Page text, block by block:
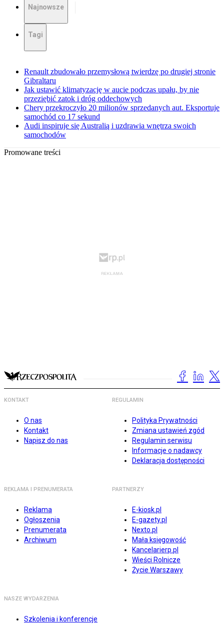
Najnowsze
Tagi
Renault zbudowało przemysłową twierdzę po drugiej stronie
Gibraltaru
Jak ustawić klimatyzację w aucie podczas upału, by nie
przeziębić zatok i dróg oddechowych
Chery przekroczyło 20 milionów sprzedanych aut. Eksportuje
samochód co 17 sekund
Audi inspiruje się Australią i uzdrawia wnętrza swoich
samochodów
Promowane treści
KONTAKT
O nas
Kontakt
Napisz do nas
REGULAMIN
Polityka Prywatności
Zmiana ustawień zgód
Regulamin serwisu
Informacje o nadawcy
Deklaracja dostępności
REKLAMA I PRENUMERATA
Reklama
Ogłoszenia
Prenumerata
Archiwum
PARTNERZY
E-kiosk.pl
E-gazety.pl
Nexto.pl
Mała księgowość
Kancelarierp.pl
Wieści Rolnicze
Życie Warszawy
NASZE WYDARZENIA
Szkolenia i konferencje